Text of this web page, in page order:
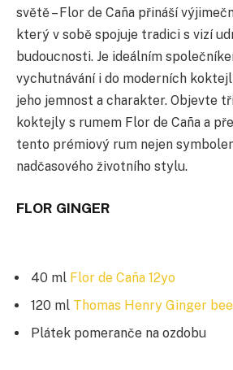
světě – Flor de Caña přináší
který v sobě spojuje tradici s vizí
budoucnosti. Je ideálním
vychutnávání i do moderních
jeho jemnost a charakter. Objevte
koktejly s rumem Flor de Caña a
tento prémiový rum nejen
nadčasového životního stylu.
FLOR GINGER
40 ml Flor de Caña 12yo
120 ml Thomas Henry Ginger
Plátek pomeranče na ozdobu